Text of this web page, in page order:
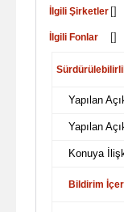
İlgili Şirketler []
İlgili Fonlar []
Yapılan
Yapılan
Konuya
Bildirim